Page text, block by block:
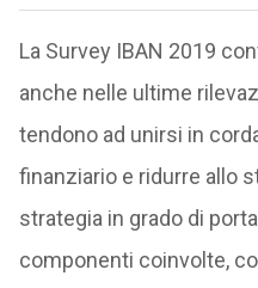
La Survey IBAN 2019
anche nelle ultime
tendono ad unirsi in
finanziario e ridurre allo
strategia in grado di
componenti coinvolte,